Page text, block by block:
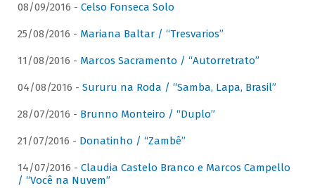
08/09/2016 - Celso Fonseca Solo
25/08/2016 - Mariana Baltar / “Tresvarios”
11/08/2016 - Marcos Sacramento / “Autorretrato”
04/08/2016 - Sururu na Roda / “Samba, Lapa, Brasil”
28/07/2016 - Brunno Monteiro / “Duplo”
21/07/2016 - Donatinho / “Zambê”
14/07/2016 - Claudia Castelo Branco e Marcos Campello
/ “Você na Nuvem”